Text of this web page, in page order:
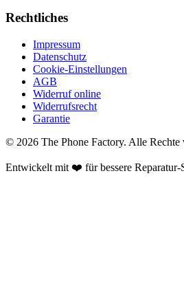
Rechtliches
Impressum
Datenschutz
Cookie-Einstellungen
AGB
Widerruf online
Widerrufsrecht
Garantie
© 2026 The Phone Factory. Alle Rechte
Entwickelt mit ❤️ für bessere Reparatur-